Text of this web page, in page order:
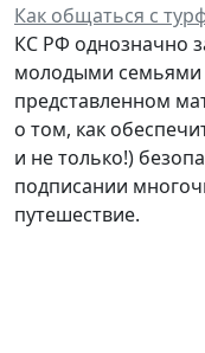
Как общаться с
КС РФ однозначно
молодыми семьями
представленном
о том, как
и не только!)
подписании
путешествие.